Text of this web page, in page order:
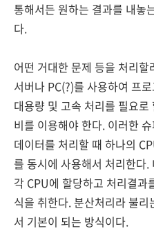
통해서든 원하는 결과를 내놓
다.
어떤 거대한 문제 등을 처리
서버나 PC(?)를 사용하여 프
대용량 및 고속 처리를 필요
비를 이용해야 한다. 이러한
데이터를 처리할 때 하나의
를 동시에 사용해서 처리한다
각 CPU에 할당하고 처리결과
식을 취한다. 분산처리라 불
서 기본이 되는 방식이다.